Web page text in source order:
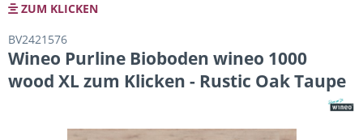
ZUM KLICKEN
BV2421576
Wineo Purline Bioboden wineo 1000
wood XL zum Klicken - Rustic Oak Taupe